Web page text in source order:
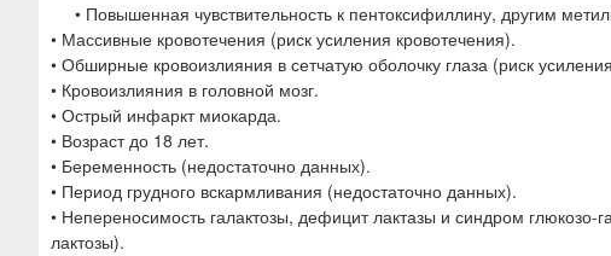
• Повышенная чувствительность к пентоксифиллину, другим
• Массивные кровотечения (риск усиления кровотечения).
• Обширные кровоизлияния в сетчатую оболочку глаза (риск
• Кровоизлияния в головной мозг.
• Острый инфаркт миокарда.
• Возраст до 18 лет.
• Беременность (недостаточно данных).
• Период грудного вскармливания (недостаточно данных).
• Непереносимость галактозы, дефицит лактазы и синдром
лактозы).